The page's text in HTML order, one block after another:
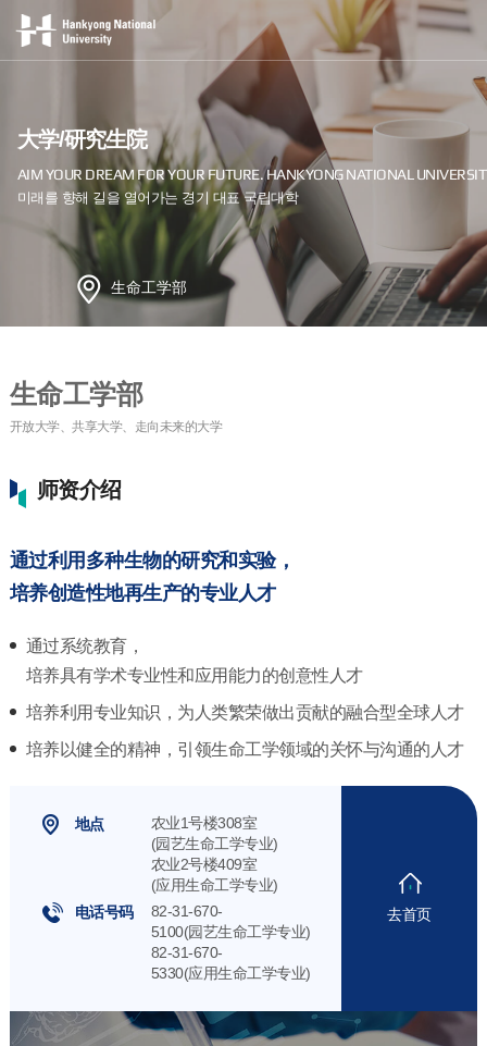
大学/研究生院
生命工学部
生命工学部
师资介绍
通过利用多种生物的研究和实验，
培养创造性地再生产的专业人才
通过系统教育，
培养具有学术专业性和应用能力的创意性人才
培养利用专业知识，为人类繁荣做出贡献的融合型全球人才
培养以健全的精神，引领生命工学领域的关怀与沟通的人才
地点
农业1号楼308室
(园艺生命工学专业)
农业2号楼409室
(应用生命工学专业)
电话号码
82-31-670-
5100(园艺生命工学专业)
82-31-670-
5330(应用生命工学专业)
去首页